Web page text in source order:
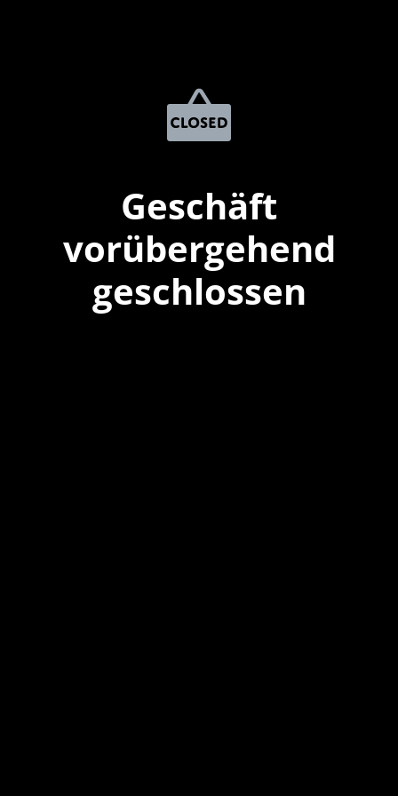
Geschäft
vorübergehend
geschlossen